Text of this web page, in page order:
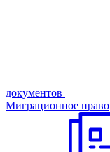
документов
Миграционное право